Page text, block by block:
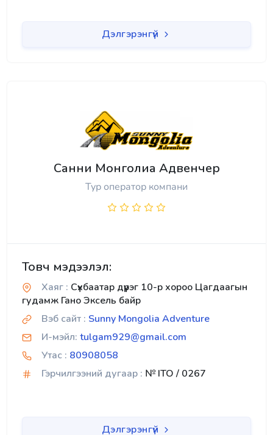
Дэлгэрэнгүй
Санни Монголиа Адвенчер
Тур оператор компани
Товч мэдээлэл:
Хаяг : Сүхбаатар дүүрэг 10-р хороо Цагдаагын
гудамж Гано Эксель байр
Вэб сайт : Sunny Mongolia Adventure
И-мэйл: tulgam929@gmail.com
Утас : 80908058
Гэрчилгээний дугаар : № ITO / 0267
Дэлгэрэнгүй